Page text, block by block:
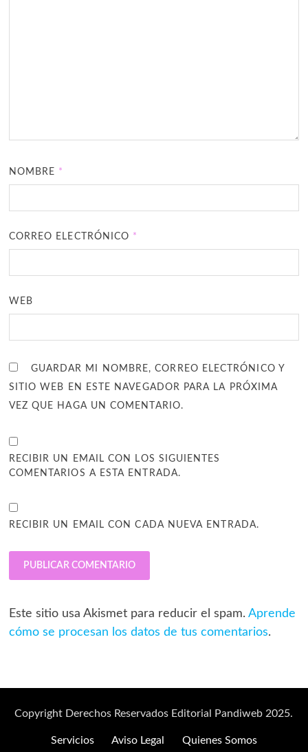
NOMBRE *
CORREO ELECTRÓNICO *
WEB
GUARDAR MI NOMBRE, CORREO ELECTRÓNICO Y
SITIO WEB EN ESTE NAVEGADOR PARA LA PRÓXIMA
VEZ QUE HAGA UN COMENTARIO.
RECIBIR UN EMAIL CON LOS SIGUIENTES
COMENTARIOS A ESTA ENTRADA.
RECIBIR UN EMAIL CON CADA NUEVA ENTRADA.
Este sitio usa Akismet para reducir el spam. Aprende
cómo se procesan los datos de tus comentarios.
Copyright Derechos Reservados Editorial Pandiweb 2025.
Servicios Aviso Legal Quienes Somos